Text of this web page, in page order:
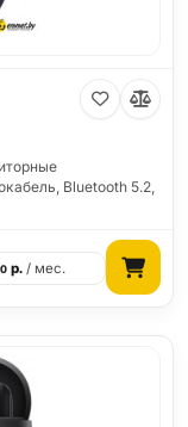
Bluetooth 5.2,
р. / мес.